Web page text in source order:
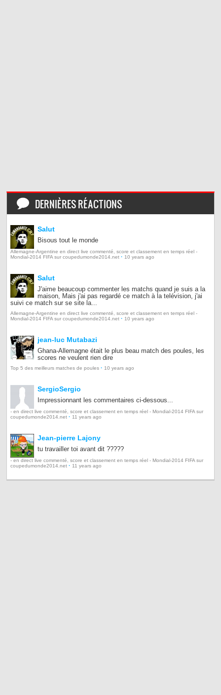
DERNIÈRES RÉACTIONS
Salut
Bisous tout le monde
Allemagne-Argentine en direct live commenté, score et classement en temps réel -
Mondial-2014 FIFA sur coupedumonde2014.net · 10 years ago
Salut
J'aime beaucoup commenter les matchs quand je suis a la
maison, Mais j'ai pas regardé ce match à la telévision, j'ai
suivi ce match sur se site la...
Allemagne-Argentine en direct live commenté, score et classement en temps réel -
Mondial-2014 FIFA sur coupedumonde2014.net · 10 years ago
jean-luc Mutabazi
Ghana-Allemagne était le plus beau match des poules, les
scores ne veulent rien dire
Top 5 des meilleurs matches de poules · 10 years ago
SergioSergio
Impressionnant les commentaires ci-dessous...
- en direct live commenté, score et classement en temps réel - Mondial-2014 FIFA sur
coupedumonde2014.net · 11 years ago
Jean-pierre Lajony
tu travailler toi avant dit ?????
- en direct live commenté, score et classement en temps réel - Mondial-2014 FIFA sur
coupedumonde2014.net · 11 years ago